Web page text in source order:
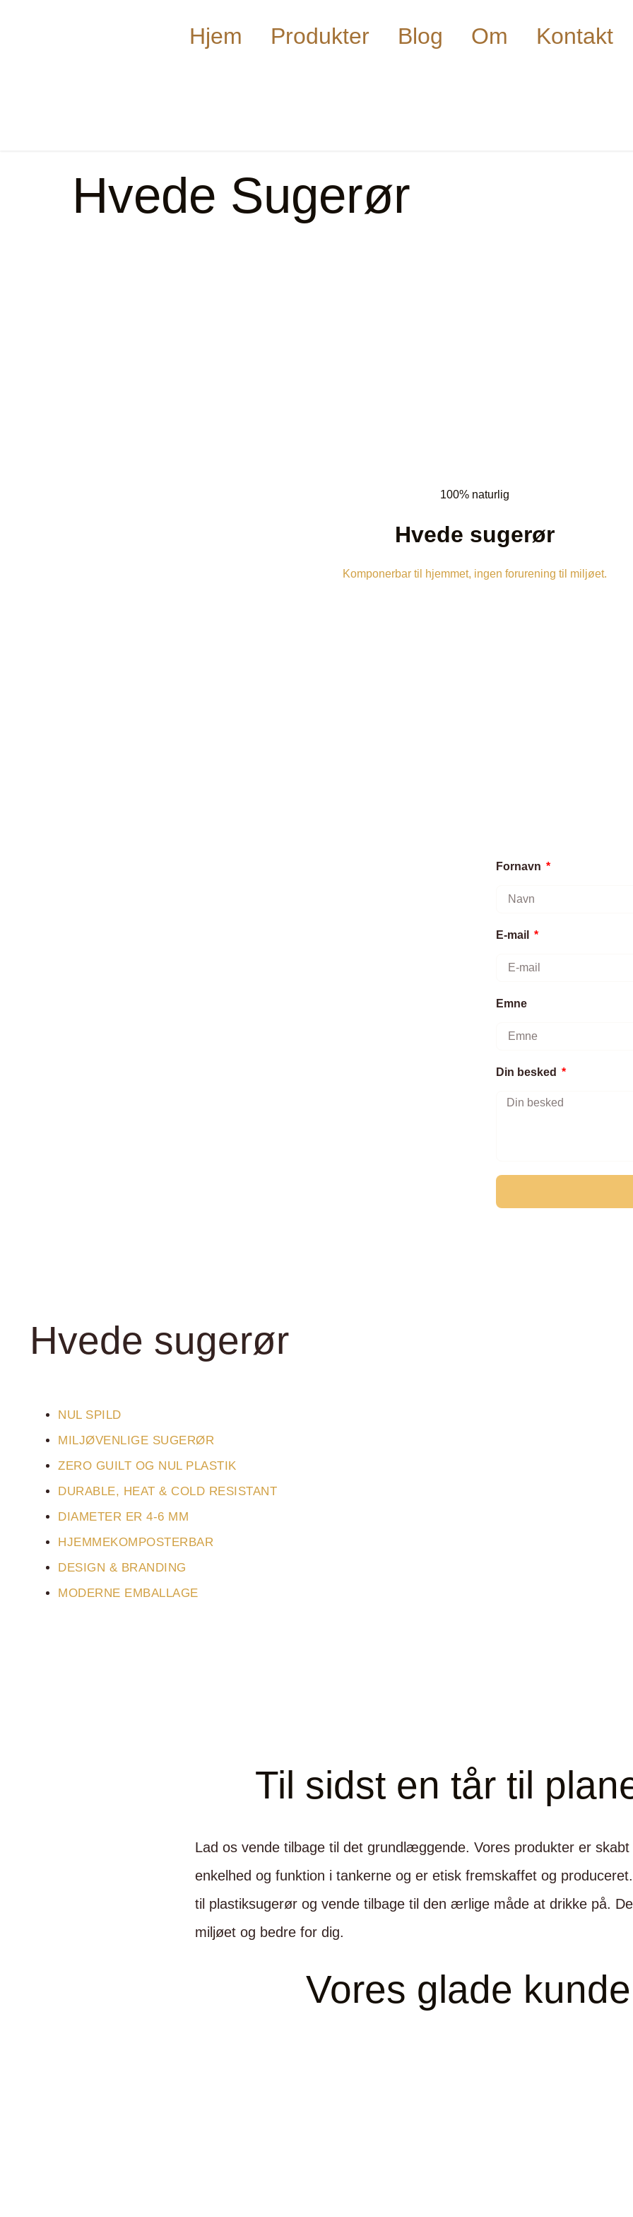
Hjem Produkter Blog Om Kontakt
Hvede Sugerør
100% naturlig
Hvede sugerør
Komponerbar til hjemmet, ingen forurening til miljøet.
Fornavn
E-mail
Emne
Din besked
Hvede sugerør
NUL SPILD
MILJØVENLIGE SUGERØR
ZERO GUILT OG NUL PLASTIK
DURABLE, HEAT & COLD RESISTANT
DIAMETER ER 4-6 MM
HJEMMEKOMPOSTERBAR
DESIGN & BRANDING
MODERNE EMBALLAGE
Til sidst en tår til
Lad os vende tilbage til det grundlæggende. Vores produkter er skabt
enkelhed og funktion i tankerne og er etisk fremskaffet og
til plastiksugerør og vende tilbage til den ærlige måde at drikke på.
miljøet og bedre for dig.
Vores glade